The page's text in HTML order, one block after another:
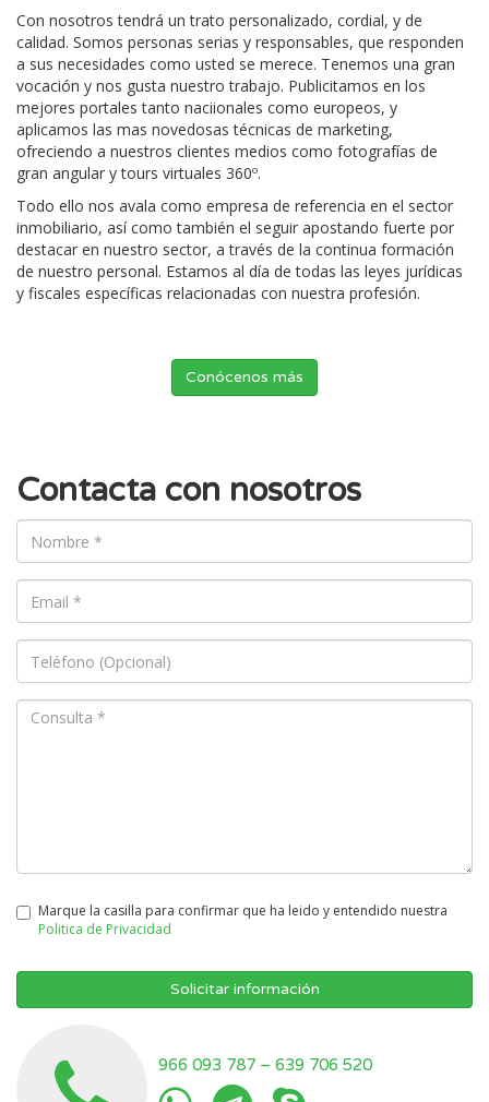
Con nosotros tendrá un trato personalizado, cordial, y de
calidad. Somos personas serias y responsables, que responden
a sus necesidades como usted se merece. Tenemos una gran
vocación y nos gusta nuestro trabajo. Publicitamos en los
mejores portales tanto naciionales como europeos, y
aplicamos las mas novedosas técnicas de marketing,
ofreciendo a nuestros clientes medios como fotografías de
gran angular y tours virtuales 360º.
Todo ello nos avala como empresa de referencia en el sector
inmobiliario, así como también el seguir apostando fuerte por
destacar en nuestro sector, a través de la continua formación
de nuestro personal. Estamos al día de todas las leyes jurídicas
y fiscales específicas relacionadas con nuestra profesión.
Conócenos más
Contacta con nosotros
Marque la casilla para confirmar que ha leido y entendido nuestra
Politica de Privacidad
Solicitar información
966 093 787 – 639 706 520